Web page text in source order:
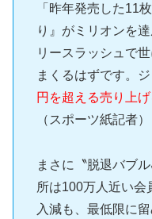
「昨年発売した11
り』がミリオンを
リースラッシュで
まくるはずです。ジ
円を超える売り上
（スポーツ紙記者）
まさに〝脱退バブ
所は100万人近い会
入減も、最低限に留